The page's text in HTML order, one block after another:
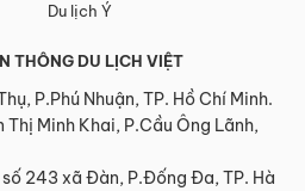
Du lịch Ý
THÔNG DU LỊCH VIỆT
P.Phú Nhuận, TP. Hồ Chí Minh.
Thị Minh Khai, P.Cầu Ông Lãnh,
243 xã Đàn, P.Đống Đa, TP. Hà